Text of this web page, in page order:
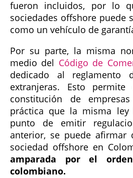
fueron incluidos, por lo
sociedades offshore puede
como un vehículo de
Por su parte, la misma
medio del Código de
dedicado al reglamento
extranjeras. Esto
constitución de
práctica que la misma ley
punto de emitir
anterior, se puede afirmar
sociedad offshore en
amparada por el
colombiano.